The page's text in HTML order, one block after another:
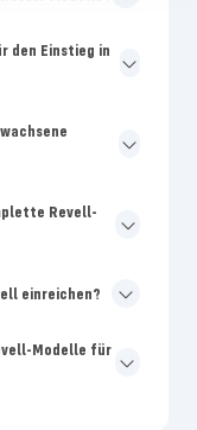
den Einstieg in
Revell-
einreichen?
Modelle für